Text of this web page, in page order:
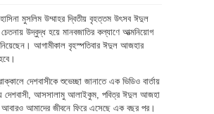
হাসিনা মুসলিম উম্মাহর দ্বিতীয় বৃহত্তম উৎসব ঈদুল
উদ্বুদ্ধ হয়ে মানবজাতির কল্যাণে আত্মনিয়োগ
আগামীকাল বৃহস্পতিবার ঈদুল আজহার
দেশবাসীকে শুভেচ্ছা জানাতে এক ভিডিও বার্তায়
দেশবাসী, আসসালামু আলাইকুম, পবিত্র ঈদুল আজহা
আবারও আমাদের জীবনে ফিরে এসেছে এক বছর পর।